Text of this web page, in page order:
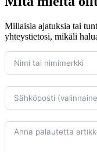
Millaisia ajatuksia tai
yhteystietosi, mikäli